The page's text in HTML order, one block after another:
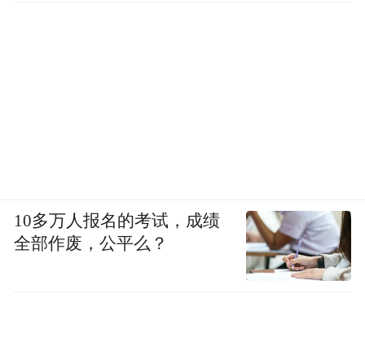
10多万人报名的考试，成绩
全部作废，公平么？